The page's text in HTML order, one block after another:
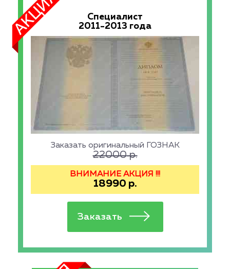
Специалист
2011-2013 года
Заказать оригинальный ГОЗНАК
22000р.
ВНИМАНИЕ АКЦИЯ !!!
18990 р.